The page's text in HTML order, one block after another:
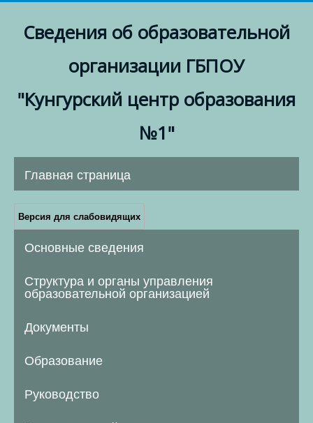
Сведения об образовательной
организации ГБПОУ
"Кунгурский центр образования
№1"
Главная страница
Версия для слабовидящих
Основные сведения
Структура и органы управления
образовательной организацией
Документы
Образование
Руководство